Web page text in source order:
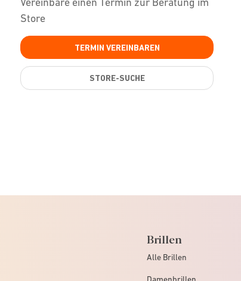
Store
TERMIN VEREINBAREN
STORE-SUCHE
Brillen
Alle Brillen
Damenbrillen